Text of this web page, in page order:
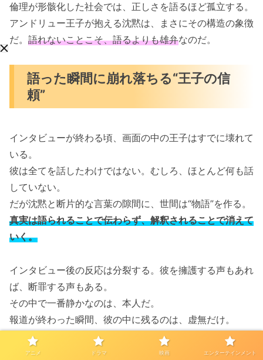
倫理が形骸化した社会では、正しさを語るほど孤立する。
アンドリュー王子が抱える沈黙は、まさにその構造の象徴
だ。 語れないことこそ、語るよりも雄弁なのだ。
語った瞬間に崩れ落ちる“王子の信
頼”
インタビューが終わる頃、画面の中の王子はすでに壊れて
いる。
彼は全てを話したわけではない。むしろ、ほとんど何も話
していない。
だが沈黙と断片的な言葉の隙間に、世間は“物語”を作る。
真実は語られることで伝わらず、解釈されることで消えて
いく。
インタビュー後の反応は分裂する。彼を擁護する声もあれ
ば、断罪する声もある。
その中で一番静かなのは、本人だ。
報道が終わった瞬間、彼の中に残るのは、虚無だけ。
語ることで守れるはずだった「信頼」は、言葉によって崩
壊する。
アニメ ドラマ 映画 エンターテインメント